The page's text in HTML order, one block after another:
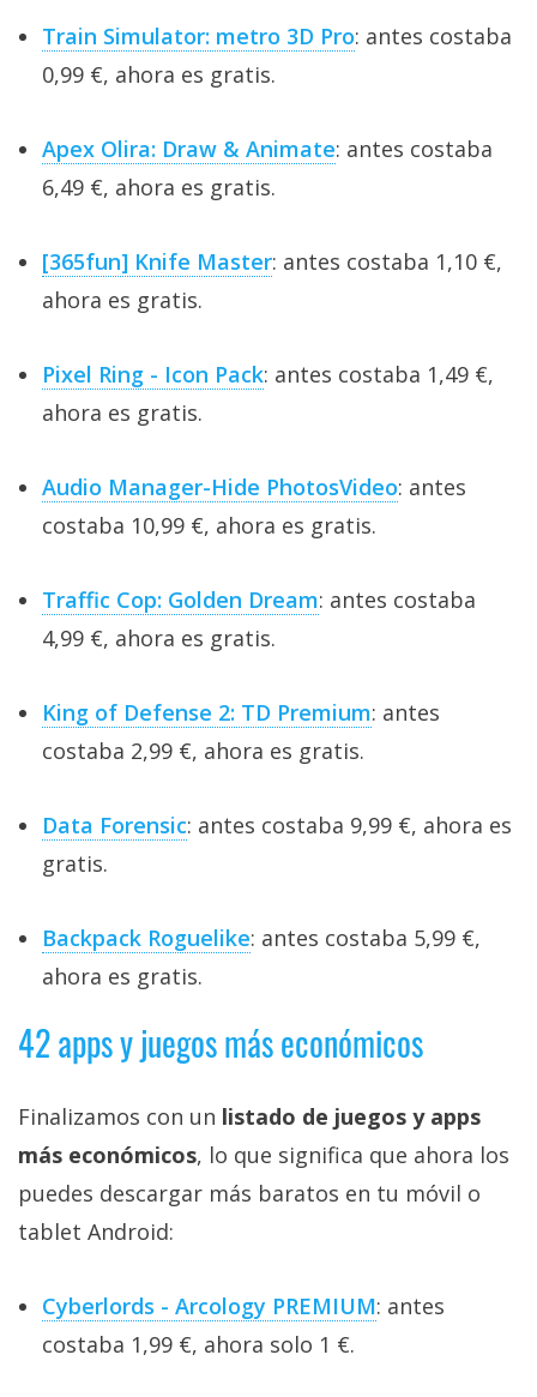
Train Simulator: metro 3D Pro: antes costaba
0,99 €, ahora es gratis.
Apex Olira: Draw & Animate: antes costaba
6,49 €, ahora es gratis.
[365fun] Knife Master: antes costaba 1,10 €,
ahora es gratis.
Pixel Ring - Icon Pack: antes costaba 1,49 €,
ahora es gratis.
Audio Manager-Hide PhotosVideo: antes
costaba 10,99 €, ahora es gratis.
Traffic Cop: Golden Dream: antes costaba
4,99 €, ahora es gratis.
King of Defense 2: TD Premium: antes
costaba 2,99 €, ahora es gratis.
Data Forensic: antes costaba 9,99 €, ahora es
gratis.
Backpack Roguelike: antes costaba 5,99 €,
ahora es gratis.
42 apps y juegos más económicos
Finalizamos con un listado de juegos y apps
más económicos, lo que significa que ahora los
puedes descargar más baratos en tu móvil o
tablet Android:
Cyberlords - Arcology PREMIUM: antes
costaba 1,99 €, ahora solo 1 €.